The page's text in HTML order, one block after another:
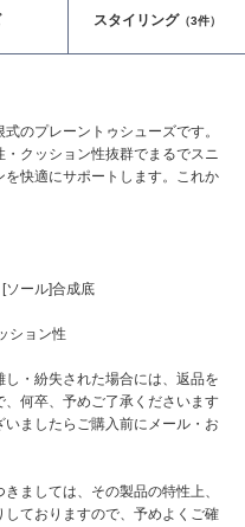
スタイリング（3件）
のプレーントゥシューズです。
クッション性抜群でまるでスニ
快適にサポートします。これか
ール]合成底
ション性
・紛失された場合には、返品を
何卒、予めご了承くださいます
ましたらご購入前にメール・お
ましては、その製品の特性上、
ておりますので、予めよくご確